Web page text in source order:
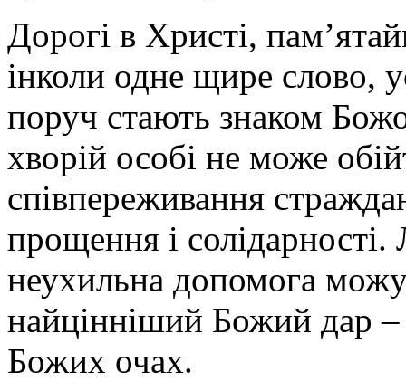
Дорогі в Христі,
інколи одне щире слово,
поруч стають знаком
хворій особі не може
співпереживання
прощення і
неухильна допомога
найцінніший Божий дар –
Божих очах.